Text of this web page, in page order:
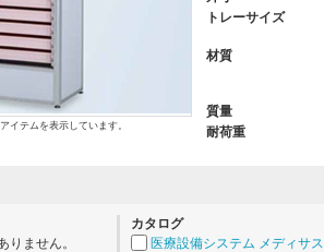
イテムを表示しています。
トレーサイズ
材質
質量
耐荷重
りません。
カタログ
医療設備システム メディサ